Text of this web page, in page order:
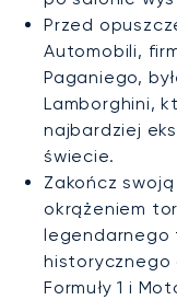
Przed
Automobili,
Paganiego,
Lamborghini,
najbardziej
świecie.
Zakończ
okrążeniem
legendarnego
historycznego
Formuły 1 i